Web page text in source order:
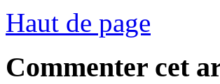
Haut de page
Commenter cet